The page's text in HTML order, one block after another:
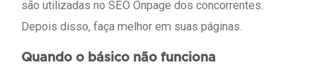
são utilizadas no SEO Onpage dos concorrentes.
Depois disso, faça melhor em suas páginas.
Quando o básico não funciona